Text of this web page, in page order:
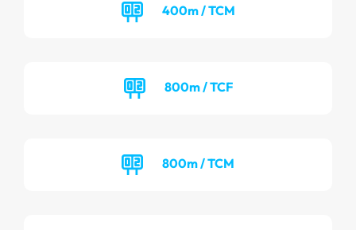
400m / TCM
800m / TCF
800m / TCM